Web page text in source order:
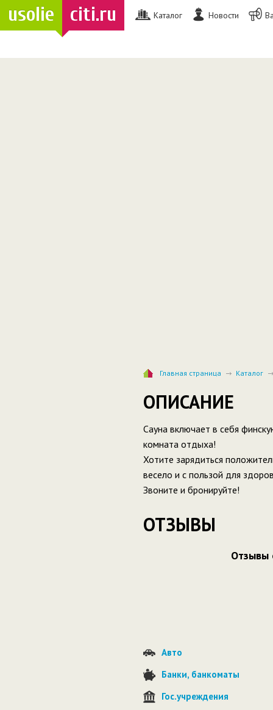
usolie citi.ru Каталог Новости
Главная страница Каталог
ОПИСАНИЕ
Сауна включает в себя
комната отдыха!
Хотите зарядиться
весело и с пользой для
Звоните и бронируйте!
ОТЗЫВЫ
Отзывы
Авто
Банки, банкоматы
Гос.учреждения